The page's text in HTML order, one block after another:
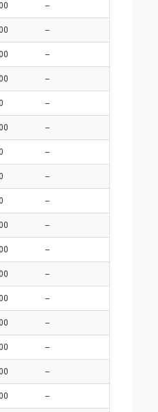
--
--
--
--
--
--
--
--
--
--
--
--
--
--
--
--
--